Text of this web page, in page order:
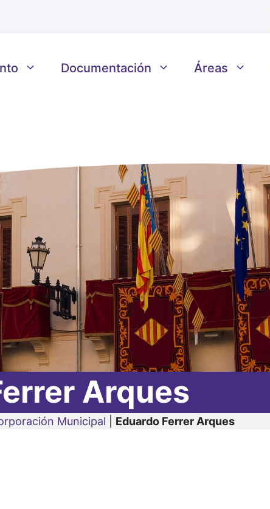
Documentación Áreas
Arques
Municipal Eduardo Ferrer Arques